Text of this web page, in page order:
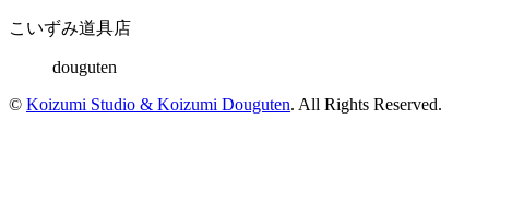
こいずみ道具店
douguten
© Koizumi Studio & Koizumi Douguten. All Rights Reserved.